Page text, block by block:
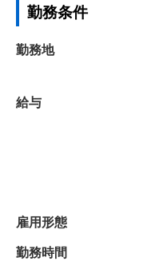
勤務条件
勤務地
給与
雇用形態
勤務時間